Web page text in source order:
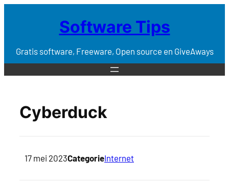
Software Tips
Gratis software, Freeware, Open source en GiveAways
Cyberduck
17 mei 2023CategorieInternet